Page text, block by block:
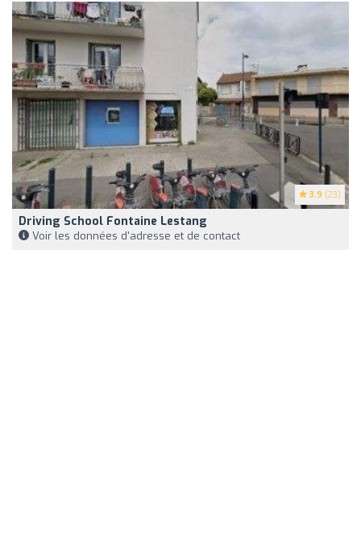
3.9 (23)
Driving School Fontaine Lestang
Voir les données d'adresse et de contact